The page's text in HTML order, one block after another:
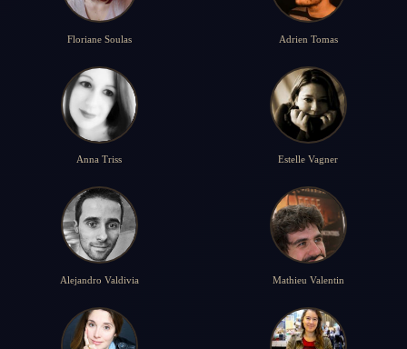
Floriane Soulas Adrien Tomas
Anna Triss Estelle Vagner
Alejandro Valdivia Mathieu Valentin